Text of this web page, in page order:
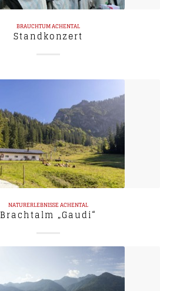
BRAUCHTUMACHENTAL
Standkonzert
NATURERLEBNISSEACHENTAL
Brachtalm „Gaudi“